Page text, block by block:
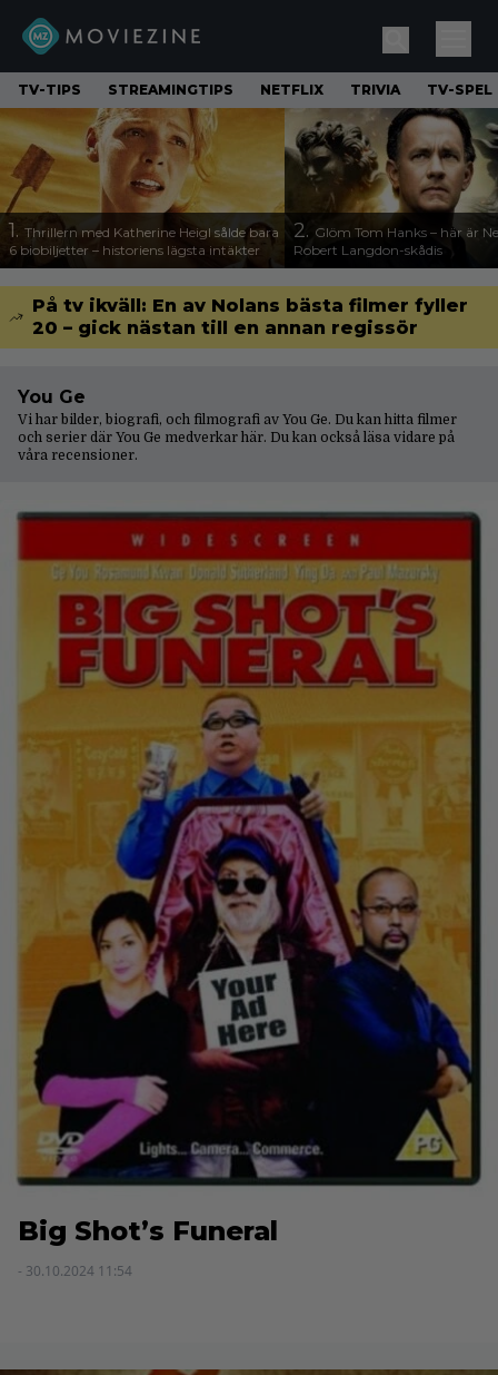
TV-TIPS STREAMINGTIPS NETFLIX TRIVIA TV-SPEL
1. Thrillern med Katherine Heigl sålde bara
6 biobiljetter – historiens lägsta intäkter
2. Glöm Tom Hanks – här är
Robert Langdon-skådis
På tv ikväll: En av Nolans bästa filmer fyller
20 – gick nästan till en annan regissör
You Ge
Vi har bilder, biografi, och filmografi av You Ge. Du kan hitta filmer
och serier där You Ge medverkar här. Du kan också läsa vidare på
våra recensioner.
Big Shot’s Funeral
- 30.10.2024 11:54